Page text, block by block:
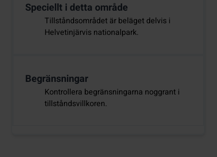
Speciellt i detta område
Tillståndsområdet är beläget delvis i
Helvetinjärvis nationalpark.
Begränsningar
Kontrollera begränsningarna noggrant i
tillståndsvillkoren.